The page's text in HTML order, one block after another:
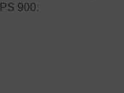
900: